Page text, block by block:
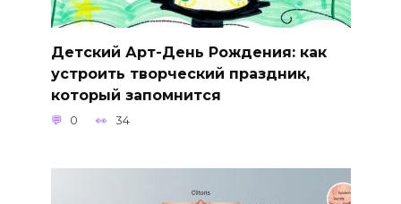
Детский Арт-День Рождения: как
устроить творческий праздник,
который запомнится
0 34